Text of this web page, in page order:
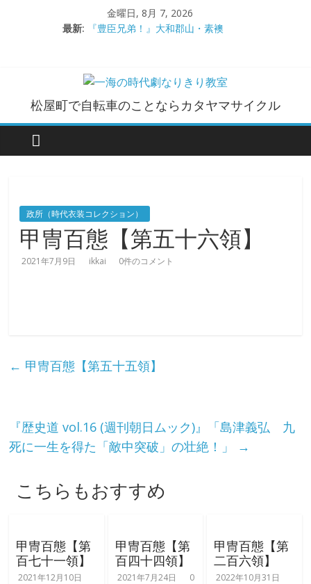
キ
金曜日, 8月 7, 2026
最新:
『豊臣兄弟！』大和郡山・素襖
●大和郡山城（『豊臣兄弟！』企画）
大阪城オフ会・2026年ＧＷ
一
海
時
代
り
き
り
教
室
見
て
松屋町で自転車のことならカタヤマサイクル
政所（時代衣装コレクション）
甲冑百態【第五十六領】
2021年7月9日 ikkai 0件のコメント
← 甲冑百態【第五十五領】
『歴史道 vol.16 (週刊朝日ムック)』「島津義弘 九
死に一生を得た「敵中突破」の壮絶！」
→
こちらもおすすめ
甲冑百態【第
百七十一領】
2021年12月10日
甲冑百態【第
百四十四領】
2021年7月24日 0
甲冑百態【第
二百六領】
2022年10月31日